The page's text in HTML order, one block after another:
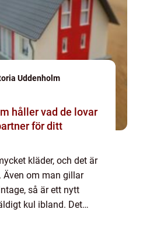
Uddenholm
håller vad de lovar
för ditt
kläder, och det är
Även om man gillar
så är ett nytt
kul ibland. Det